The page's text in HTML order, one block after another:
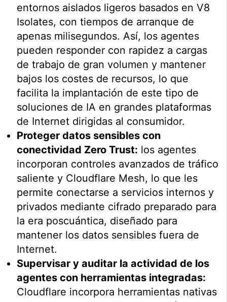
entornos aislados ligeros basados en V8
Isolates, con tiempos de arranque de
apenas milisegundos. Así, los agentes
pueden responder con rapidez a cargas
de trabajo de gran volumen y mantener
bajos los costes de recursos, lo que
facilita la implantación de este tipo de
soluciones de IA en grandes plataformas
de Internet dirigidas al consumidor.
Proteger datos sensibles con
conectividad Zero Trust: los agentes
incorporan controles avanzados de tráfico
saliente y Cloudflare Mesh, lo que les
permite conectarse a servicios internos y
privados mediante cifrado preparado para
la era poscuántica, diseñado para
mantener los datos sensibles fuera de
Internet.
Supervisar y auditar la actividad de los
agentes con herramientas integradas:
Cloudflare incorpora herramientas nativas